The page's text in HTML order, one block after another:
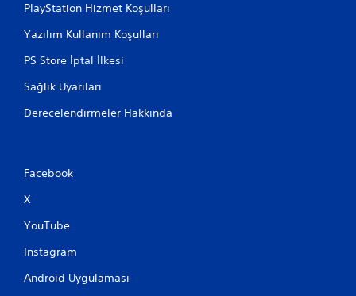
PlayStation Hizmet Koşulları
Yazılım Kullanım Koşulları
PS Store İptal İlkesi
Sağlık Uyarıları
Derecelendirmeler Hakkında
Facebook
X
YouTube
Instagram
Android Uygulaması